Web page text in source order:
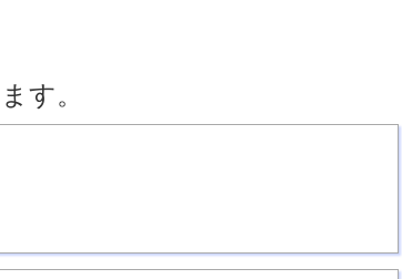
す。